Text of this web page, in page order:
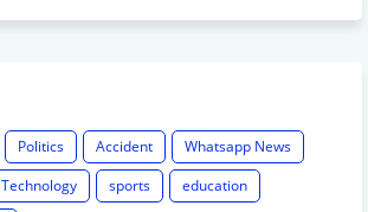
Politics Accident
Whatsapp News
Technology sports
education